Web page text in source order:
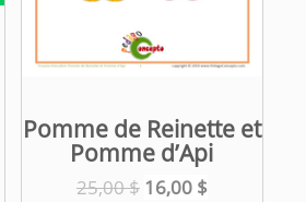
Pomme de Reinette et
Pomme d’Api
25,00$ Le
16,00 $Le